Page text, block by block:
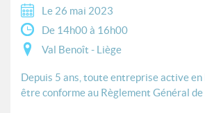
Le 26 mai 2023
De 14h00 à 16h00
Val Benoît - Liège
Depuis 5 ans, toute entreprise active
être conforme au Règlement Général de